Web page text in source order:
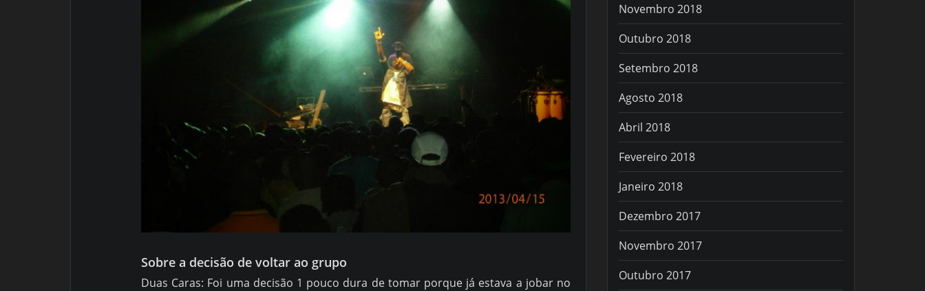
Sobre a decisão de voltar ao grupo
Duas Caras: Foi uma decisão 1 pouco dura de tomar porque já estava a jobar no
Novembro 2018
Outubro 2018
Setembro 2018
Agosto 2018
Abril 2018
Fevereiro 2018
Janeiro 2018
Dezembro 2017
Novembro 2017
Outubro 2017